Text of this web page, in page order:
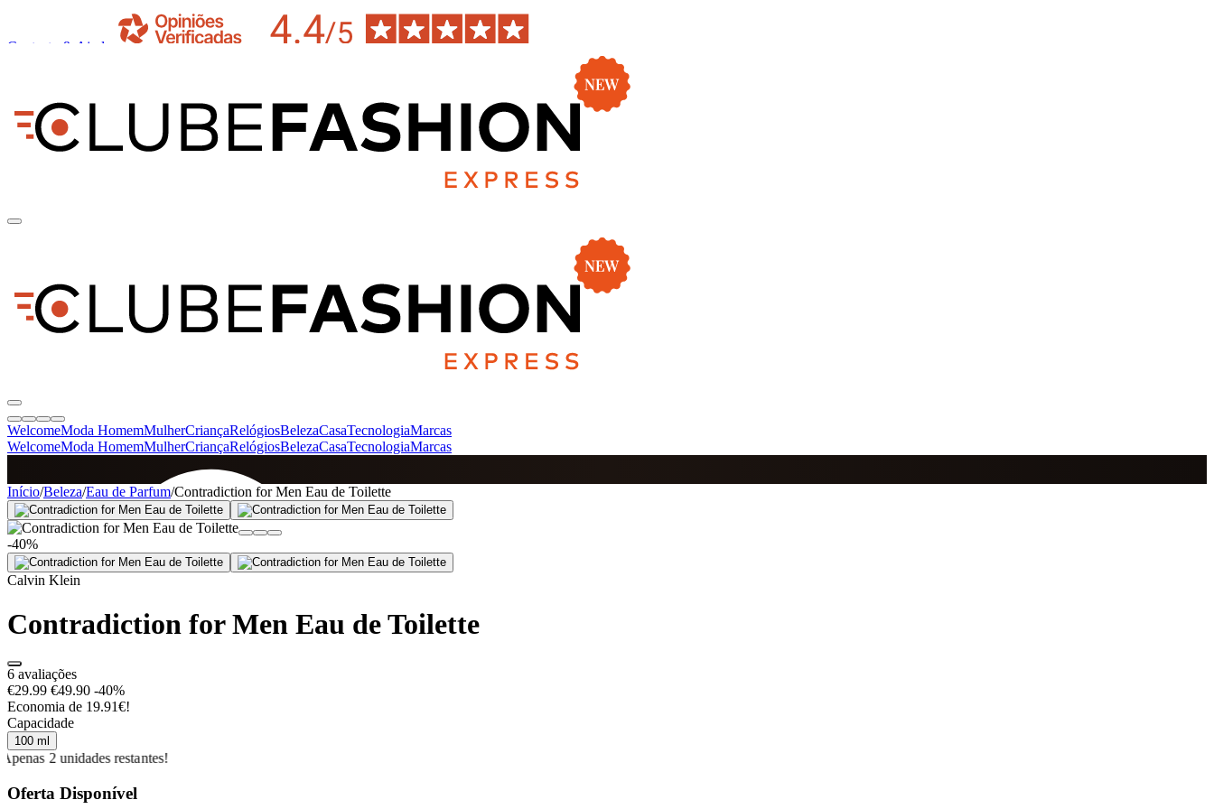
Contacto & Ajuda
WelcomeModa HomemMulherCriançaRelógiosBelezaCasaTecnologiaMarcas
WelcomeModa HomemMulherCriançaRelógiosBelezaCasaTecnologiaMarcas
SINCE 2005
+de 36.000 reviews
Início/Beleza/Eau de Parfum/Contradiction for Men Eau de Toilette
-40%
Calvin Klein
Contradiction for Men Eau de Toilette
6 avaliações
€29.99 €49.90 -40%
Economia de 19.91€!
Capacidade
100 ml
Apenas 2 unidades restantes!
Oferta Disponível